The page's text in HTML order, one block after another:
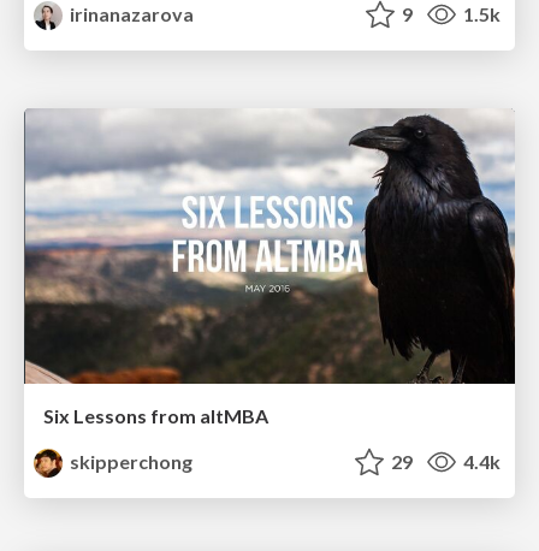
irinanazarova
9 1.5k
Six Lessons from altMBA
skipperchong
29 4.4k